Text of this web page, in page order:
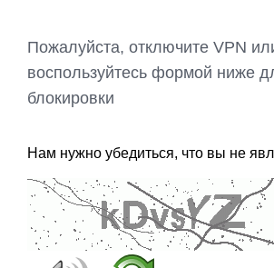
Пожалуйста, отключите VPN
воспользуйтесь формой ниже
блокировки
Нам нужно убедиться, что вы не